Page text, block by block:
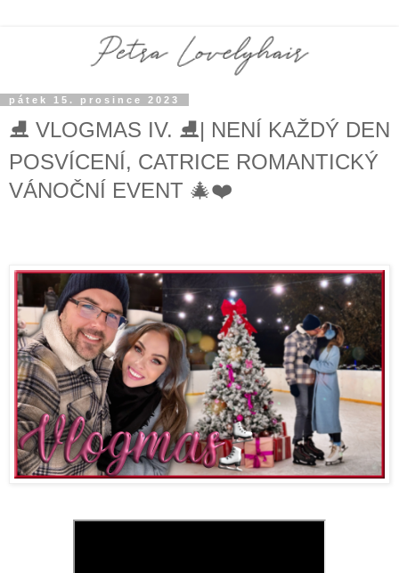
pátek 15. prosince 2023
⛸ VLOGMAS IV. ⛸| NENÍ KAŽDÝ DEN
POSVÍCENÍ, CATRICE ROMANTICKÝ
VÁNOČNÍ EVENT 🎄❤️